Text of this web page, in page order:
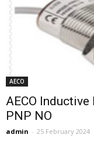
AECO
AECO
PNP NO
admin - 25 February 2024